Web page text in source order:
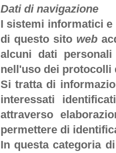
Dati di navigazione
I sistemi informatici
di questo sito web
alcuni dati
nell'uso dei protocolli
Si tratta di
interessati
attraverso
permettere di
In questa categoria